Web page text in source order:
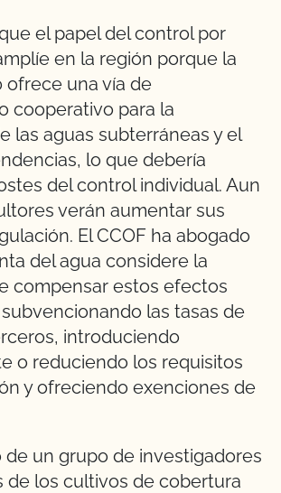
el papel del control por
en la región porque la
ofrece una vía de
cooperativo para la
las aguas subterráneas y el
lo que debería
del control individual. Aun
verán aumentar sus
El CCOF ha abogado
del agua considere la
compensar estos efectos
las tasas de
introduciendo
o reduciendo los requisitos
y ofreciendo exenciones de
de un grupo de investigadores
de los cultivos de cobertura